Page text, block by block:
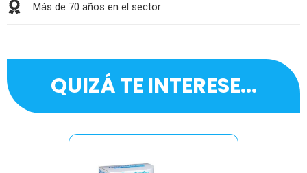
Más de 70 años en el sector
QUIZÁ TE INTERESE...